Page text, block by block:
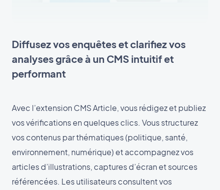
Diffusez vos enquêtes et clarifiez vos
analyses grâce à un CMS intuitif et
performant
Avec l’extension CMS Article, vous rédigez et publiez
vos vérifications en quelques clics. Vous structurez
vos contenus par thématiques (politique, santé,
environnement, numérique) et accompagnez vos
articles d’illustrations, captures d’écran et sources
référencées. Les utilisateurs consultent vos